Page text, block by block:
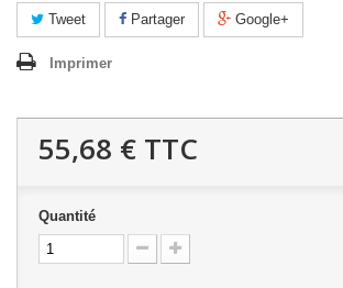
Tweet Partager Google+
Imprimer
55,68 € TTC
Quantité